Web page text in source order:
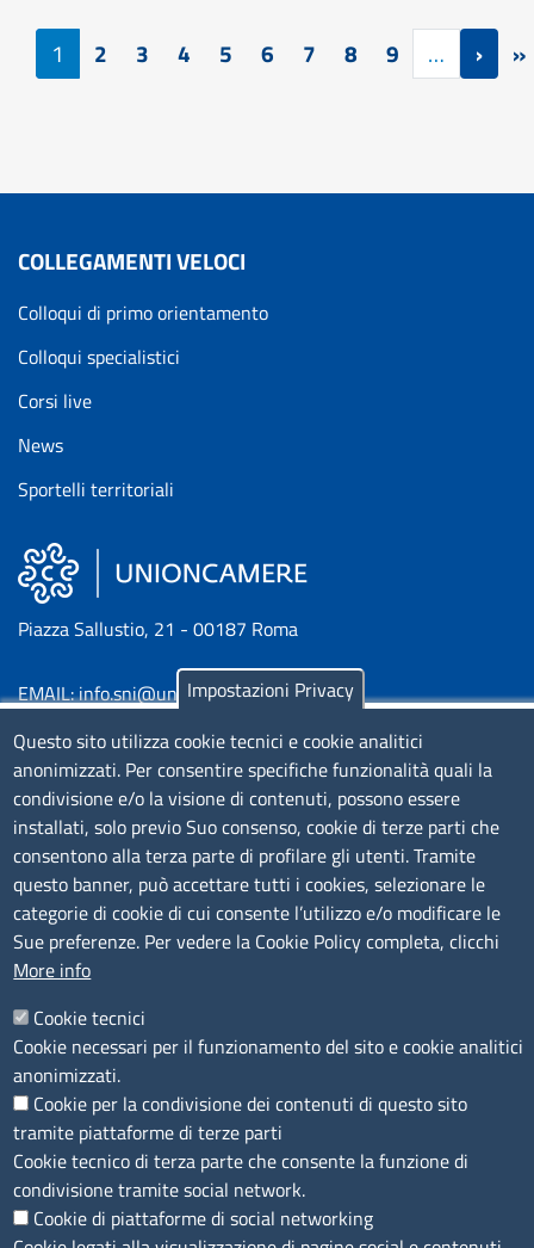
Paginazione
1 2 3 4 5 6 7 8 9 … › »
COLLEGAMENTI VELOCI
Colloqui di primo orientamento
Colloqui specialistici
Corsi live
News
Sportelli territoriali
Piazza Sallustio, 21 - 00187 Roma
EMAIL: info.sni@unioncamere.it
C.F.: 01484460587
P.Iva: 01000211001
SERVIZIO REALIZZATO DA
SEGUICI SU
MENÙ PRIVACY
Note legali Privacy e cookie policy Accesso riservato
Impostazioni Privacy
Questo sito utilizza cookie tecnici e cookie analitici
anonimizzati. Per consentire specifiche funzionalità quali la
condivisione e/o la visione di contenuti, possono essere
installati, solo previo Suo consenso, cookie di terze parti che
consentono alla terza parte di profilare gli utenti. Tramite
questo banner, può accettare tutti i cookies, selezionare le
categorie di cookie di cui consente l’utilizzo e/o modificare le
Sue preferenze. Per vedere la Cookie Policy completa, clicchi
More info
Cookie tecnici
Cookie necessari per il funzionamento del sito e cookie analitici
anonimizzati.
Cookie per la condivisione dei contenuti di questo sito
tramite piattaforme di terze parti
Cookie tecnico di terza parte che consente la funzione di
condivisione tramite social network.
Cookie di piattaforme di social networking